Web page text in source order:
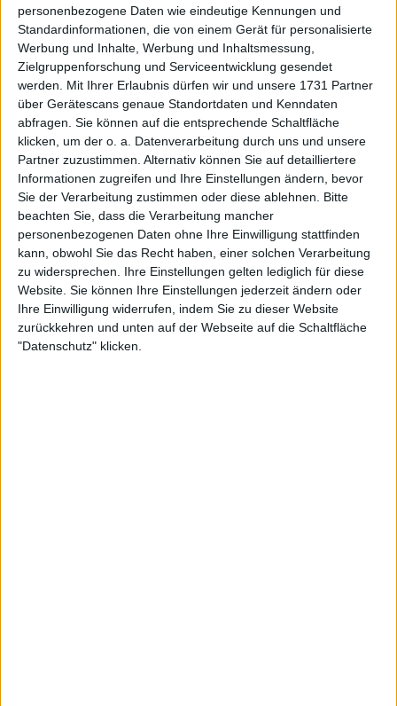
personenbezogene Daten wie eindeutige Kennungen und
Standardinformationen, die von einem Gerät für personalisierte
Werbung und Inhalte, Werbung und Inhaltsmessung,
Zielgruppenforschung und Serviceentwicklung gesendet
werden.
Mit Ihrer Erlaubnis dürfen wir und unsere 1731 Partner
über Gerätescans genaue Standortdaten und Kenndaten
abfragen. Sie können auf die entsprechende Schaltfläche
klicken, um der o. a. Datenverarbeitung durch uns und unsere
Partner zuzustimmen. Alternativ können Sie auf detailliertere
Informationen zugreifen und Ihre Einstellungen ändern, bevor
Sie der Verarbeitung zustimmen oder diese ablehnen.
Bitte
beachten Sie, dass die Verarbeitung mancher
personenbezogenen Daten ohne Ihre Einwilligung stattfinden
kann, obwohl Sie das Recht haben, einer solchen Verarbeitung
zu widersprechen. Ihre Einstellungen gelten lediglich für diese
Website. Sie können Ihre Einstellungen jederzeit ändern oder
Ihre Einwilligung widerrufen, indem Sie zu dieser Website
zurückkehren und unten auf der Webseite auf die Schaltfläche
"Datenschutz" klicken.
"Heute ist es genau ein Jahr her. Das weiß ich. Es war
definitiv das härteste Jahr meines Lebens, das steht
fest. Ich betreibe den Sport nicht wegen des Geldes,
nicht wegen des Ruhmes, nicht wegen irgendetwas
anderem, sondern wegen des reinen Sports. Ich
liebe ihn. Ich liebe den Wettbewerb; ich liebe es, vor